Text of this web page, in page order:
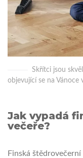
Skřítci jsou
objevující se na Vánoce
Jak vypadá
večeře?
Finská